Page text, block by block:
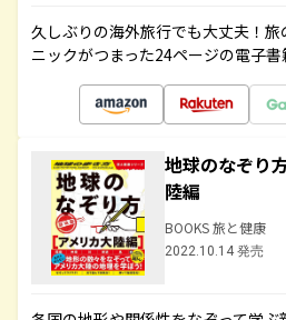
久しぶりの海外旅行でも大丈夫！
ニックがつまった24ページの電子書
地球のなぞ
陸編
BOOKS 旅と健康
2022.10.14 発売